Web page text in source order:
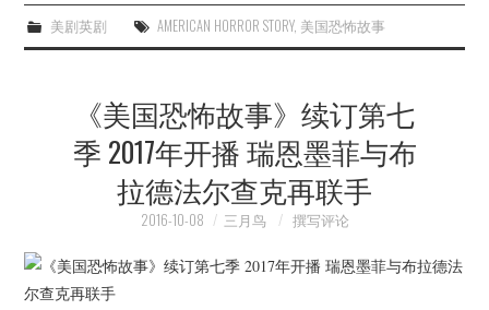
美剧英剧 AMERICAN HORROR STORY, 美国恐怖故事
《美国恐怖故事》续订第七
季 2017年开播 瑞恩墨菲与布
拉德法尔查克再联手
2016-10-08 三月鸟 撰写评论